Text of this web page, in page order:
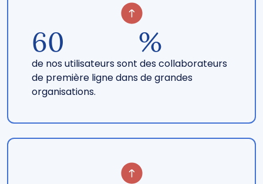
%
60
de nos utilisateurs sont des collaborateurs
de première ligne dans de grandes
organisations.